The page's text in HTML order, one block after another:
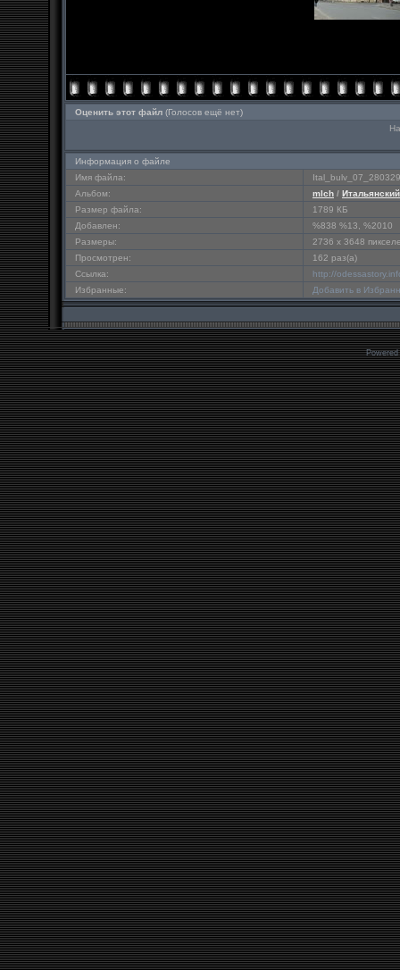
Оценить этот файл (Голосов ещё нет)
Информация о файле
Имя файла:
Альбом:
mlch /
Размер файла:
1789 КБ
Добавлен:
%838 %13, %2010
Размеры:
2736 x 3648
Просмотрен:
162 раз(а)
Ссылка:
http://
Избранные:
Добавить в